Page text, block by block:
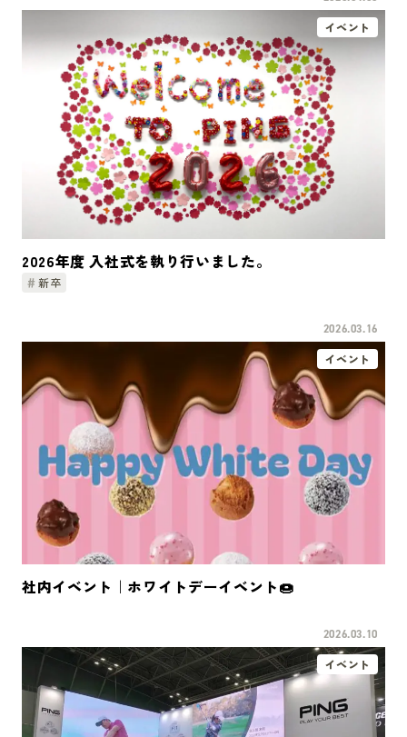
イベント
2026年度 入社式を執り行いました。
新卒
2026.03.16
イベント
社内イベント｜ホワイトデーイベント🍩
2026.03.10
イベント